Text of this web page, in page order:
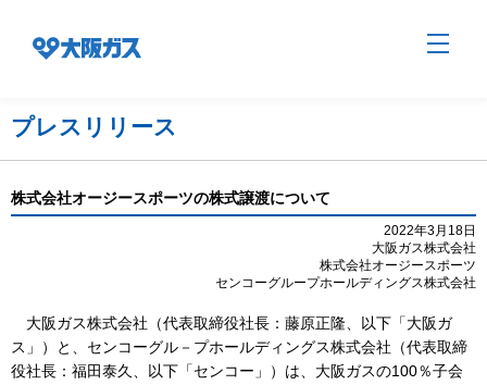
社会貢献
プレスリリース
株式会社オージースポーツの株式譲渡について
2022年3月18日
大阪ガス株式会社
株式会社オージースポーツ
センコーグループホールディングス株式会社
大阪ガス株式会社（代表取締役社長：藤原正隆、以下「大阪ガ
ス」）と、センコーグル－プホールディングス株式会社（代表取締
役社長：福田泰久、以下「センコー」）は、大阪ガスの100％子会